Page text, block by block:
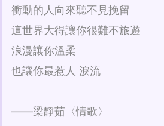
衝動的人向來聽不見挽留
這世界大得讓你很難不旅遊
浪漫讓你溫柔
也讓你最惹人 淚流
——梁靜茹〈情歌〉